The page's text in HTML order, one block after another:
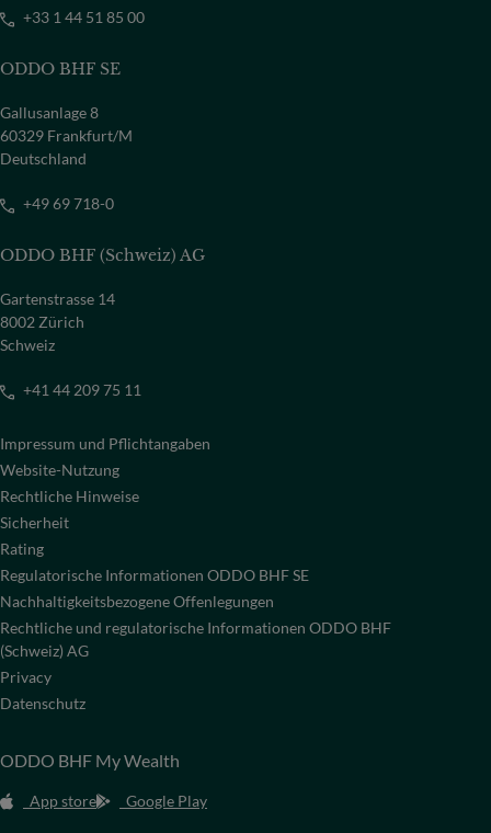
+33 1 44 51 85 00
ODDO BHF SE
Gallusanlage 8
60329 Frankfurt/M
Deutschland
+49 69 718-0
ODDO BHF (Schweiz) AG
Gartenstrasse 14
8002 Zürich
Schweiz
+41 44 209 75 11
Impressum und Pflichtangaben
Website-Nutzung
Rechtliche Hinweise
Sicherheit
Rating
Regulatorische Informationen ODDO BHF SE
Nachhaltigkeitsbezogene Offenlegungen
Rechtliche und regulatorische Informationen ODDO BHF
(Schweiz) AG
Privacy
Datenschutz
ODDO BHF My Wealth
App store Google Play